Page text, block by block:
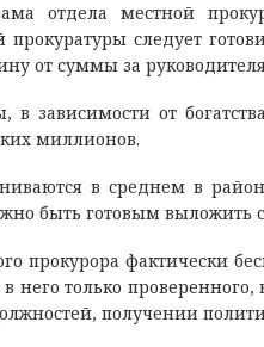
отдела местной
следует
от суммы за
в зависимости от
миллионов.
в среднем в
быть готовым выложить
прокурора фактически
него только
получении